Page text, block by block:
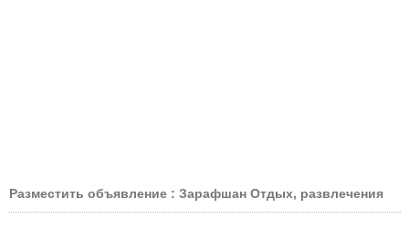
Разместить объявление : Зарафшан Отдых, развлечения